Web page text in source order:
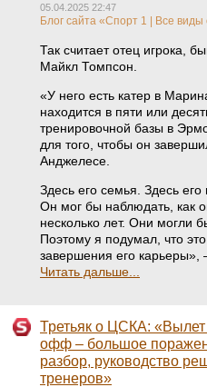
05.04.2025 22:47
Блог сайта «Спорт 1 | Все виды
Так считает отец игрока,
Майкл Томпсон.
«У него есть катер в
находится в пяти или
тренировочной базы в
для того, чтобы он
Анджелесе.
Здесь его семья. Здесь
Он мог бы наблюдать, как
несколько лет. Они могли
Поэтому я подумал, что
завершения его карьеры»,
Читать дальше...
Третьяк о ЦСКА: «Вылет
офф – большое
разбор, руководство
тренеров»